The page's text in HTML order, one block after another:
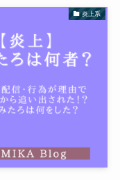
炎上系